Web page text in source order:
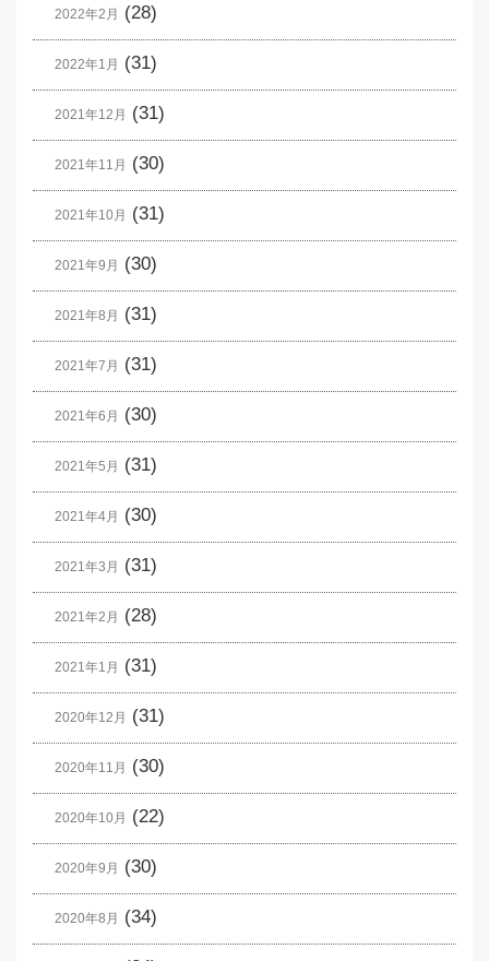
2022年2月 (28)
2022年1月 (31)
2021年12月 (31)
2021年11月 (30)
2021年10月 (31)
2021年9月 (30)
2021年8月 (31)
2021年7月 (31)
2021年6月 (30)
2021年5月 (31)
2021年4月 (30)
2021年3月 (31)
2021年2月 (28)
2021年1月 (31)
2020年12月 (31)
2020年11月 (30)
2020年10月 (22)
2020年9月 (30)
2020年8月 (34)